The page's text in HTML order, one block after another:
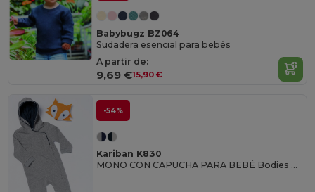
Babybugz BZ064
Sudadera esencial para bebés
A partir de:
9,69 €15,90 €
-54%
Kariban K830
MONO CON CAPUCHA PARA BEBÉ Bodies Bebé